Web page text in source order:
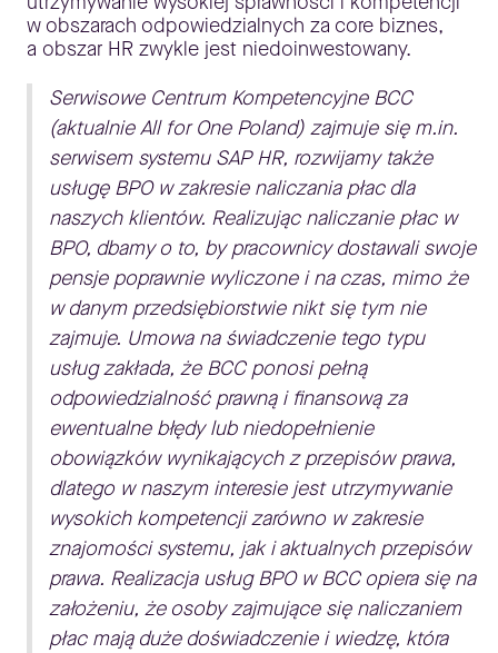
w obszarach odpowiedzialnych za core biznes,
a obszar HR zwykle jest niedoinwestowany.
Serwisowe Centrum Kompetencyjne BCC
(aktualnie All for One Poland) zajmuje się m.in.
serwisem systemu SAP HR, rozwijamy także
usługę BPO w zakresie naliczania płac dla
naszych klientów. Realizując naliczanie płac w
BPO, dbamy o to, by pracownicy dostawali swoje
pensje poprawnie wyliczone i na czas, mimo że
w danym przedsiębiorstwie nikt się tym nie
zajmuje. Umowa na świadczenie tego typu
usług zakłada, że BCC ponosi pełną
odpowiedzialność prawną i finansową za
ewentualne błędy lub niedopełnienie
obowiązków wynikających z przepisów prawa,
dlatego w naszym interesie jest utrzymywanie
wysokich kompetencji zarówno w zakresie
znajomości systemu, jak i aktualnych przepisów
prawa. Realizacja usług BPO w BCC opiera się na
założeniu, że osoby zajmujące się naliczaniem
płac mają duże doświadczenie i wiedzę, która